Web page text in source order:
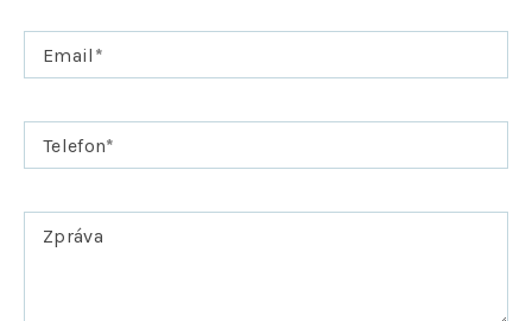
Email *
Telefon*
Zpráva